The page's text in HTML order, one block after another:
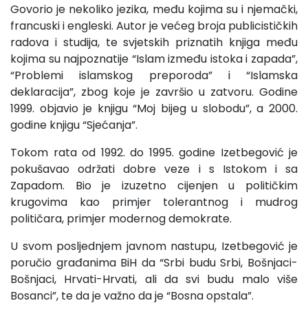
Govorio je nekoliko jezika, među kojima su i njemački,
francuski i engleski. Autor je većeg broja publicističkih
radova i studija, te svjetskih priznatih knjiga među
kojima su najpoznatije “Islam između istoka i zapada”,
“Problemi islamskog preporoda” i “Islamska
deklaracija”, zbog koje je završio u zatvoru. Godine
1999. objavio je knjigu “Moj bijeg u slobodu”, a 2000.
godine knjigu “Sjećanja”.
Tokom rata od 1992. do 1995. godine Izetbegović je
pokušavao održati dobre veze i s Istokom i sa
Zapadom. Bio je izuzetno cijenjen u političkim
krugovima kao primjer tolerantnog i mudrog
političara, primjer modernog demokrate.
U svom posljednjem javnom nastupu, Izetbegović je
poručio građanima BiH da “Srbi budu Srbi, Bošnjaci-
Bošnjaci, Hrvati-Hrvati, ali da svi budu malo više
Bosanci”, te da je važno da je “Bosna opstala”.